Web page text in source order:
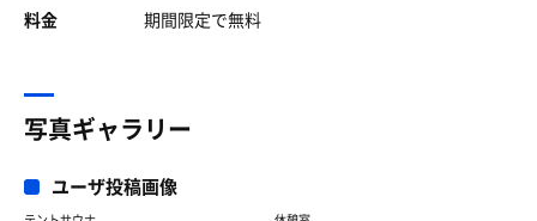
料金 期間限定で無料
写真ギャラリー
ユーザ投稿画像